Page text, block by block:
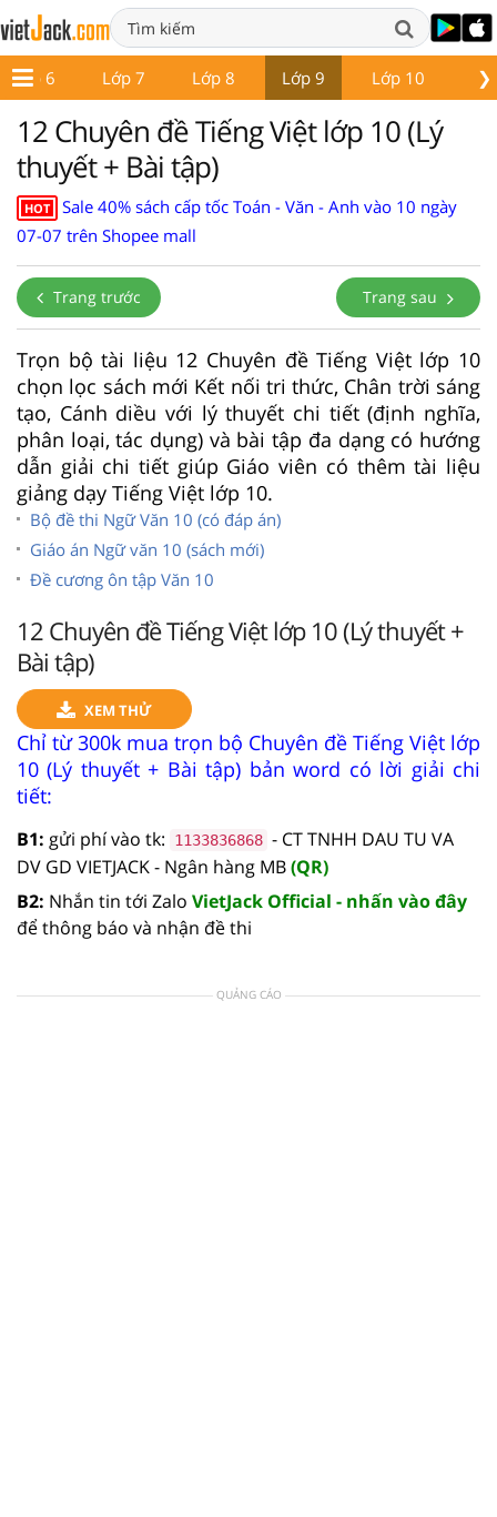
❯
Lớp 6 Lớp 7 Lớp 8 Lớp 9 Lớp 10
12 Chuyên đề Tiếng Việt lớp 10 (Lý
thuyết + Bài tập)
HOT
Sale 40% sách cấp tốc Toán - Văn - Anh vào 10 ngày
07-07 trên Shopee mall
Trang trước Trang sau
Trọn bộ tài liệu 12 Chuyên đề Tiếng Việt lớp 10
chọn lọc sách mới Kết nối tri thức, Chân trời sáng
tạo, Cánh diều với lý thuyết chi tiết (định nghĩa,
phân loại, tác dụng) và bài tập đa dạng có hướng
dẫn giải chi tiết giúp Giáo viên có thêm tài liệu
giảng dạy Tiếng Việt lớp 10.
Bộ đề thi Ngữ Văn 10 (có đáp án)
Giáo án Ngữ văn 10 (sách mới)
Đề cương ôn tập Văn 10
12 Chuyên đề Tiếng Việt lớp 10 (Lý thuyết +
Bài tập)
XEM THỬ
Chỉ từ 300k mua trọn bộ Chuyên đề Tiếng Việt lớp
10 (Lý thuyết + Bài tập) bản word có lời giải chi
tiết:
B1: gửi phí vào tk: 1133836868 - CT TNHH DAU TU VA
DV GD VIETJACK - Ngân hàng MB(QR)
B2: Nhắn tin tới Zalo VietJack Official - nhấn vào đây
để thông báo và nhận đề thi
QUẢNG CÁO